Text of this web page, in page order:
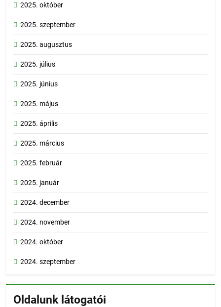
2025. október
2025. szeptember
2025. augusztus
2025. július
2025. június
2025. május
2025. április
2025. március
2025. február
2025. január
2024. december
2024. november
2024. október
2024. szeptember
Oldalunk látogatói